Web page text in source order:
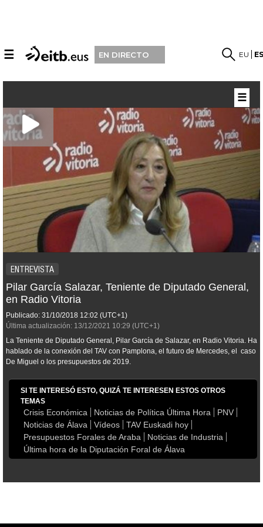
☰ EN DIRECTO EU
ENTREVISTA
Pilar García Salazar, Teniente de Diputado General,
en Radio Vitoria
Publicado: 31/10/2018 12:02 (UTC+1)
Última actualización: 13/12/2021 10:29 (UTC+1)
La Teniente de Diputado General, Pilar García de Salazar, en Radio Vitoria. Ha
hablado de la conexión del TAV con Pamplona, el futuro de Mercedes, el caso
De Miguel o los presupuestos de 2019.
SI TE INTERESÓ ESTO, QUIZÁ TE INTERESEN ESTOS OTROS
TEMAS
Crisis Económica Noticias de Política Última Hora
PNV
Noticias de Álava
Vídeos
TAV Euskadi hoy
Presupuestos Forales de Araba
Noticias de Industria
Última hora de la Diputación Foral de Álava
☰